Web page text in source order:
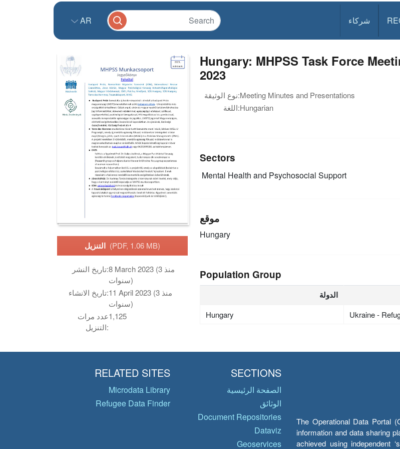
شركاء AR
(PDF, 1.06 MB)
تاريخ النشر:8 March 2023 (منذ 3
سنوات)
تاريخ الانشاء:11 April 2023 (منذ 3
سنوات)
عدد مرات
التنزيل:
1,125
Hungary: MHPSS Task Force
2023
نوع الوثيقة:Meeting Minutes and Presentations
اللغة:Hungarian
Sectors
Mental Health and Psychosocial Support
موقع
Hungary
Population Group
الدولة
Hungary Ukraine -
The Operational Data Portal
information and data sharing
achieved using independent
SECTIONS
الصفحة الرئيسية
الوثائق
Document Repositories
Dataviz
Geoservices
RELATED SITES
Microdata Library
Refugee Data Finder